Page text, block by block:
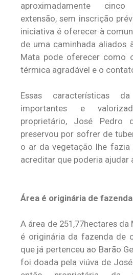
aproximadamente
extensão, sem inscrição
iniciativa é oferecer à
de uma caminhada aliados
Mata pode oferecer como
térmica agradável e o
Essas características
importantes e
proprietário, José Pedro
preservou por sofrer de
o ar da vegetação lhe
acreditar que poderia ajudar
Área é originária de
A área de 251,77hectares da
é originária da fazenda de
que já pertenceu ao Barão
foi doada pela viúva de